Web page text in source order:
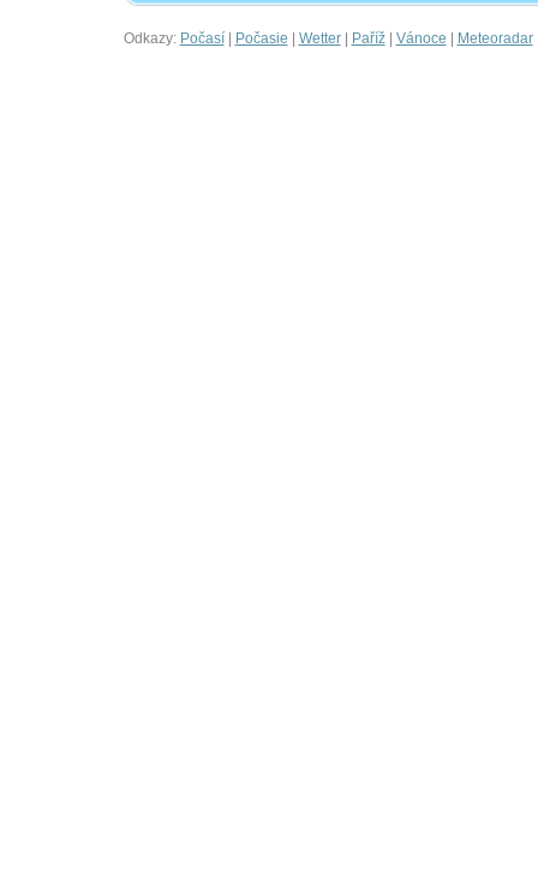
Odkazy: Počasí| Počasie | Wetter| Paříž| Vánoce | Meteoradar